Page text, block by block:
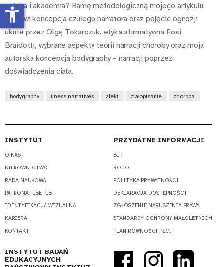
sztuka i akademia? Ramę metodologiczną mojego artykułu
stanowi koncepcja czułego narratora oraz pojęcie ognozji
ukute przez Olgę Tokarczuk, etyka afirmatywna Rosi
Braidotti, wybrane aspekty teorii narracji choroby oraz moja
autorska koncepcja bodygraphy – narracji poprzez
doświadczenia ciała.
bodygraphy ilness narratives afekt ciałopisanie choroba
INSTYTUT
O NAS
KIEROWNICTWO
RADA NAUKOWA
PATRONAT IBE PIB
IDENTYFIKACJA WIZUALNA
KARIERA
KONTAKT
PRZYDATNE INFORMACJE
BIP
RODO
POLITYKA PRYWATNOŚCI
DEKLARACJA DOSTĘPNOŚCI
ZGŁOSZENIE NARUSZENIA PRAWA
STANDARDY OCHRONY MAŁOLETNICH
PLAN RÓWNOŚCI PŁCI
INSTYTUT BADAŃ
EDUKACYJNYCH
accessibility_new